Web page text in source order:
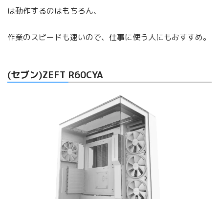
は動作するのはもちろん、
作業のスピードも速いので、仕事に使う人にもおすすめ。
(セブン)ZEFT R60CYA